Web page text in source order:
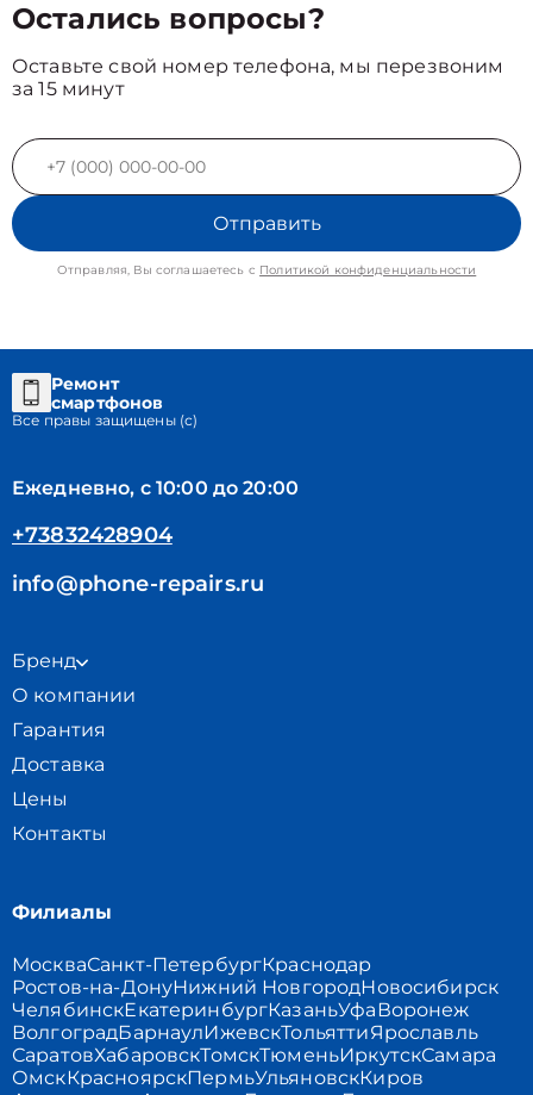
Остались вопросы?
Оставьте свой номер телефона, мы перезвоним
за 15 минут
Отправить
Отправляя, Вы соглашаетесь с Политикой конфиденциальности
Ремонт
смартфонов
Все правы защищены (с)
Ежедневно, с 10:00 до 20:00
+73832428904
info@phone-repairs.ru
Бренд
О компании
Гарантия
Доставка
Цены
Контакты
Филиалы
МоскваСанкт-ПетербургКраснодар
Ростов-на-ДонуНижний НовгородНовосибирск
ЧелябинскЕкатеринбургКазаньУфаВоронеж
ВолгоградБарнаулИжевскТольяттиЯрославль
СаратовХабаровскТомскТюменьИркутскСамара
ОмскКрасноярскПермьУльяновскКиров